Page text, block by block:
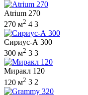
Atrium 270
270 м2 4 3
Сириус-А 300
300 м2 3 3
Миракл 120
120 м2 3 2